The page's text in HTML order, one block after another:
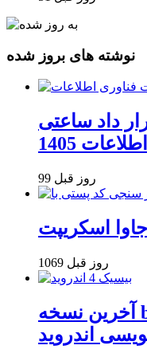
نوشته های بروز شده
داد ساعتی
1405
99 روز قبل
اسکریپت
1069 روز قبل
آخرین نسخه basic4android برنامه
اندروید